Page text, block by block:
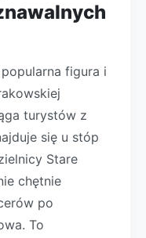
figura i
turystów z
się u stóp
Stare
chętnie
po
To